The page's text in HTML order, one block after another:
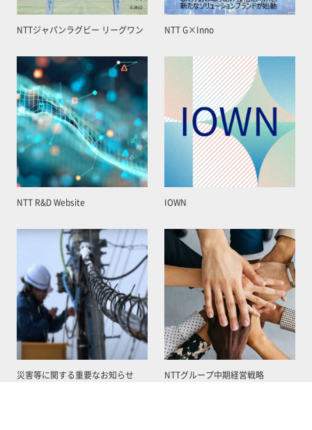
NTTジャパンラグビー リーグワン NTT G×Inno
NTT R&D Website IOWN
災害等に関する重要なお知らせ NTTグループ中期経営戦略